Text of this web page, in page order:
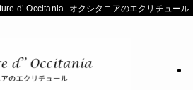
d’ Occitania -オクシタニアのエクリチュール-